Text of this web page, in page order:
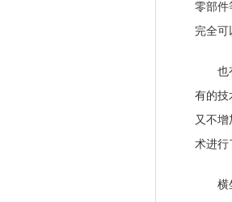
零部件
完全可
也有
有的技
又不
术进行
横坐